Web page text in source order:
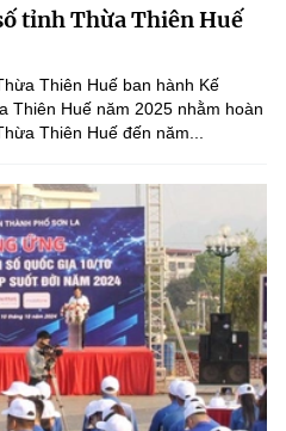
tỉnh Thừa Thiên Huế
Thiên Huế ban hành Kế
Thiên Huế năm 2025 nhằm hoàn
Thiên Huế đến năm...